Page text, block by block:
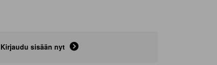
Kirjaudu sisään nyt